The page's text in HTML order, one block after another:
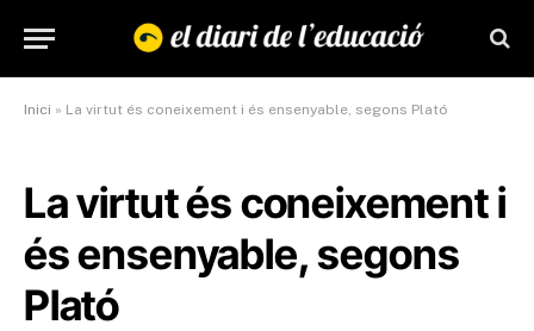
Inici » La virtut és coneixement i és ensenyable, segons Plató
La virtut és coneixement i
és ensenyable, segons
Plató